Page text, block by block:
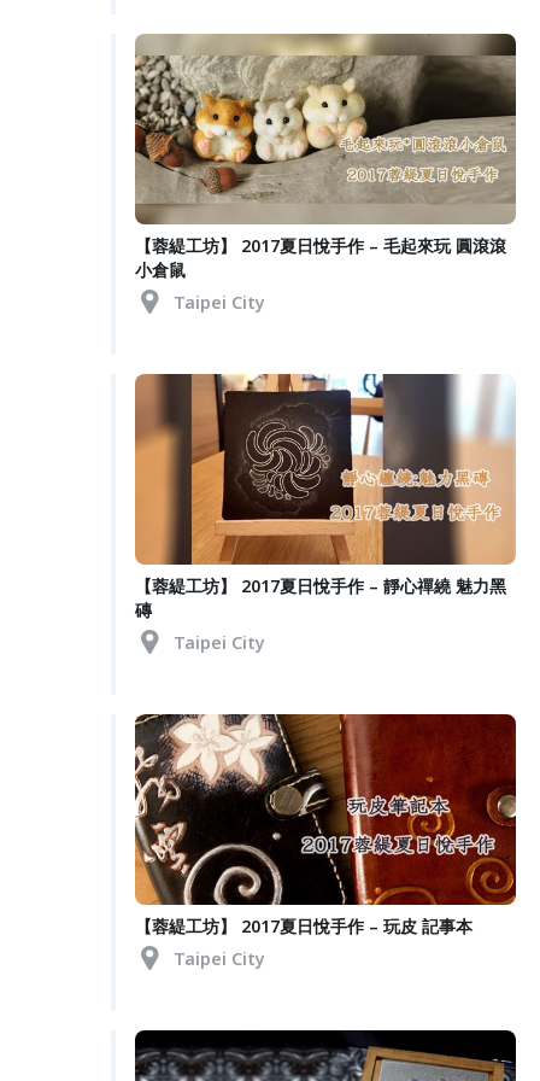
【蓉緹工坊】 2017夏日悅手作 – 毛起來玩 圓滾滾
小倉鼠
Taipei City
【蓉緹工坊】 2017夏日悅手作 – 靜心禪繞 魅力黑
磚
Taipei City
【蓉緹工坊】 2017夏日悅手作 – 玩皮 記事本
Taipei City